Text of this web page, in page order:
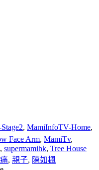
, MamiInfoTV-Home,
Face Arm, MamiTv,
, supermamihk, Tree House
, 親子, 陳如楓